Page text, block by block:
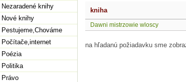
kniha
Dawni mistrzowie wloscy
na hľadanú požiadavku sme
Nezaradené knihy
Nové knihy
Pestujeme,Chováme
Počítače,internet
Poézia
Politika
Právo